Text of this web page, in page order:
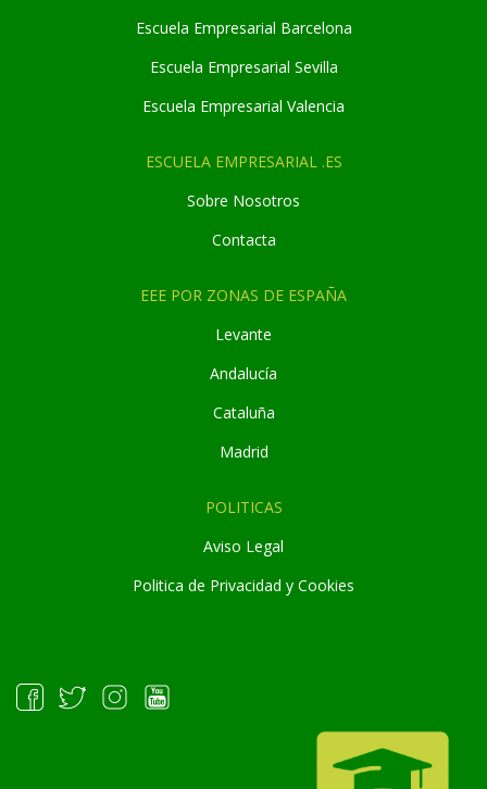
Escuela Empresarial Barcelona
Escuela Empresarial Sevilla
Escuela Empresarial Valencia
ESCUELA EMPRESARIAL .ES
Sobre Nosotros
Contacta
EEE POR ZONAS DE ESPAÑA
Levante
Andalucía
Cataluña
Madrid
POLITICAS
Aviso Legal
Politica de Privacidad y Cookies